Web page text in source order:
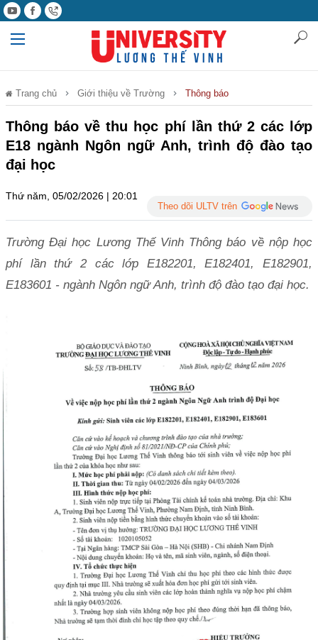
Trang chủ Giới thiệu về Trường Thông báo
Thông báo về thu học phí lần thứ 2 các lớp
E18 ngành Ngôn ngữ Anh, trình độ đào tạo
đại học
Thứ năm, 05/02/2026 | 20:01
Theo dõi ULTV trên
Trường Đại học Lương Thế Vinh Thông báo về nộp học
phí lần thứ 2 các lớp E182201, E182401, E182901,
E183601 - ngành Ngôn ngữ Anh, trình độ đào tạo đại học.